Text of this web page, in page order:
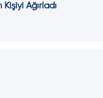
Ağırladı